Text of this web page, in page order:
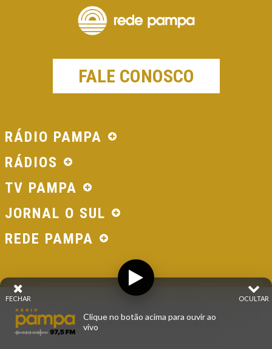
FALE CONOSCO
RÁDIO PAMPA
RÁDIOS
TV PAMPA
JORNAL O SUL
REDE PAMPA
© 2026 - Direitos Reservados - Rádio Pampa - Rede
Pampa de Comunicação | RS - Brasil.
OCULTAR
FECHAR
Clique no botão acima para ouvir ao
vivo